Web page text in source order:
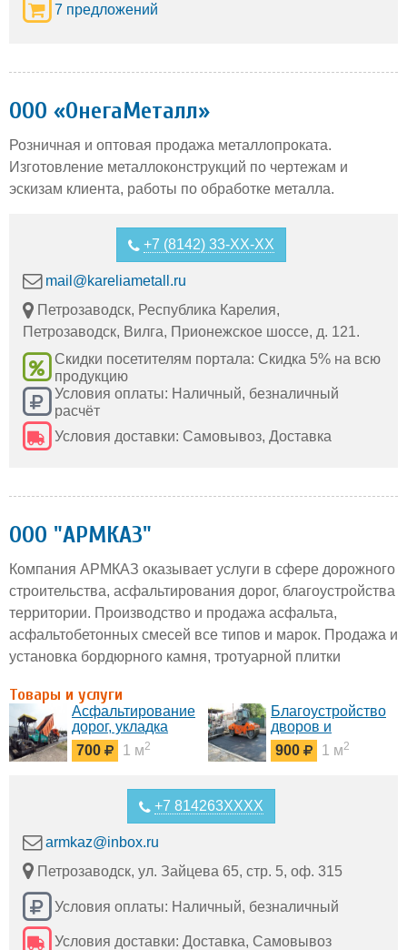
7 предложений
ООО «ОнегаМеталл»
Розничная и оптовая продажа металлопроката.
Изготовление металлоконструкций по чертежам и
эскизам клиента, работы по обработке металла.
+7 (8142) 33-XX-XX
mail@kareliametall.ru
Петрозаводск, Республика Карелия,
Петрозаводск, Вилга, Прионежское шоссе, д. 121.
Скидки посетителям портала: Скидка 5% на всю
продукцию
Условия оплаты: Наличный, безналичный
расчёт
Условия доставки: Самовывоз, Доставка
ООО "АРМКАЗ"
Компания АРМКАЗ оказывает услуги в сфере дорожного
строительства, асфальтирования дорог, благоустройства
территории. Производство и продажа асфальта,
асфальтобетонных смесей все типов и марок. Продажа и
установка бордюрного камня, тротуарной плитки
Товары и услуги
Асфальтирование
дорог, укладка
асфальта,
дорожное
700 1 м2
Благоустройство
дворов и
придомовых
территории
900 1 м2
+7 814263XXXX
armkaz@inbox.ru
Петрозаводск, ул. Зайцева 65, стр. 5, оф. 315
Условия оплаты: Наличный, безналичный
Условия доставки: Доставка, Самовывоз